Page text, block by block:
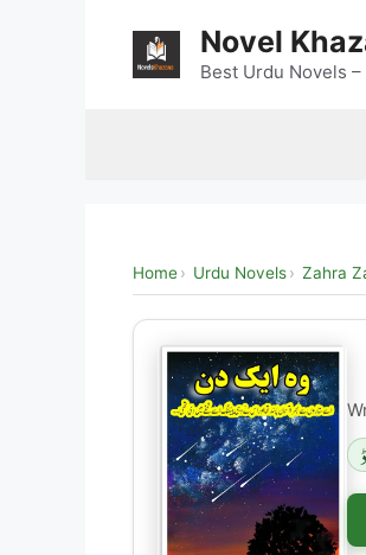
Novel
Best Urdu Novels
Home Urdu Novels Zahra